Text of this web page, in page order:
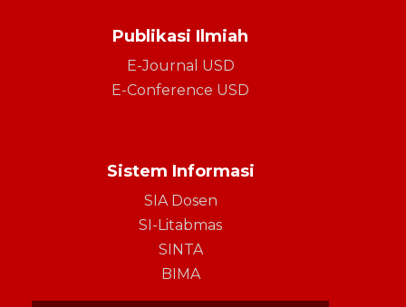
Publikasi Ilmiah
E-Journal USD
E-Conference USD
Sistem Informasi
SIA Dosen
SI-Litabmas
SINTA
BIMA